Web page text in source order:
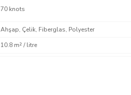
70 knots
Ahşap, Çelik, Fiberglas, Polyester
10.8 m² / litre